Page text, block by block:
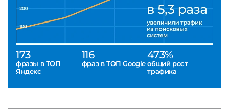
173
фразы в ТОП
Яндекс
116
фраз в ТОП Google
473%
общий рост
трафика